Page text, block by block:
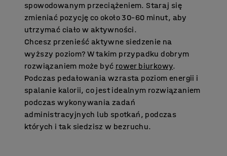
spowodowanym przeciążeniem. Staraj się
zmieniać pozycję co około 30–60 minut, aby
utrzymać ciało w aktywności.
Chcesz przenieść aktywne siedzenie na
wyższy poziom? W takim przypadku dobrym
rozwiązaniem może być rower biurkowy.
Podczas pedałowania wzrasta poziom energii i
spalanie kalorii, co jest idealnym rozwiązaniem
podczas wykonywania zadań
administracyjnych lub spotkań, podczas
których i tak siedzisz w bezruchu.